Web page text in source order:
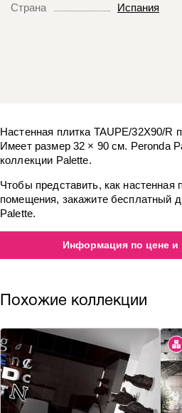
Страна
Испания
Настенная плитка TAUPE/32X90/R
Имеет размер 32 × 90 см. Peronda
коллекции Palette.
Чтобы представить, как
помещения, закажите бесплатный
Palette.
Информация по цене и
Похожие коллекции